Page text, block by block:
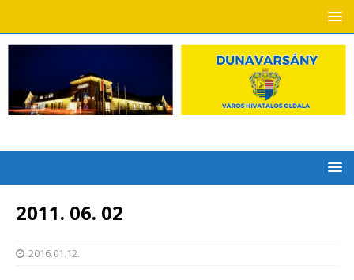
2011. 06. 02
2016.01.12.